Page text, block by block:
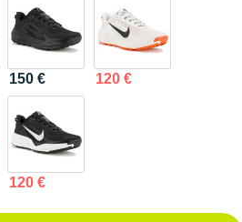
150 € 120 €
120 €